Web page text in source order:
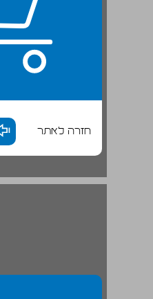
חזרה לאתר